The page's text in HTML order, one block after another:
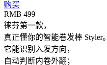
购买
RMB 499
徕芬第一款，
真正懂你的智能卷发棒 Styler。
它能识别入发方向，
自动判断内卷外翻；